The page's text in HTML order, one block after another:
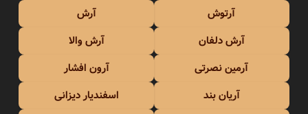
آرتوش
آرش
آرش دلفان
آرش والا
آرمین نصرتی
آرون افشار
آریان بند
اسفندیار دیزانی